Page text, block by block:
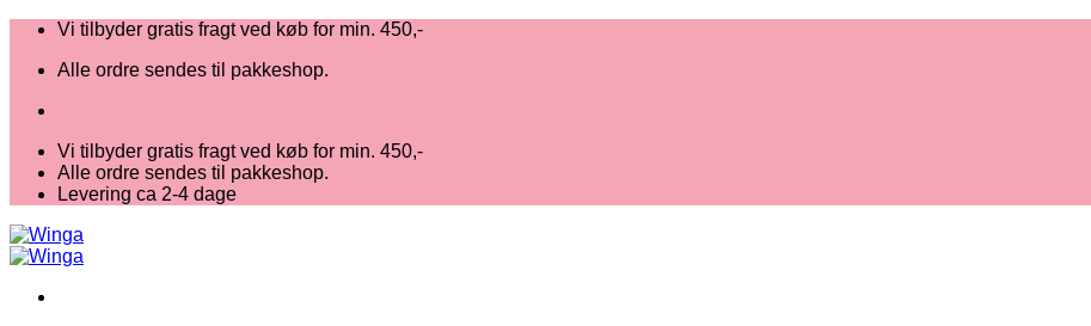
Fortsæt
indhold
Vi tilbyder gratis fragt ved køb for min. 450,-
Alle ordre sendes til pakkeshop.
Vi tilbyder gratis fragt ved køb for min. 450,-
Alle ordre sendes til pakkeshop.
Levering ca 2-4 dage